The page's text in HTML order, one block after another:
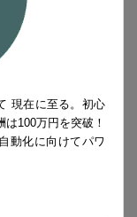
現在に至る。初心
100万円を突破！
動化に向けてパワ